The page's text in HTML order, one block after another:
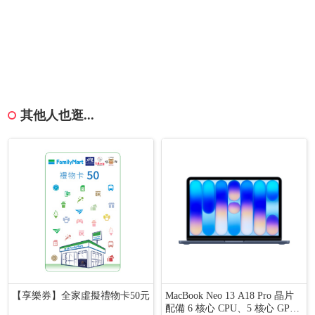
其他人也逛...
【享樂券】全家虛擬禮物卡50元
MacBook Neo 13 A18 Pro 晶片
配備 6 核心 CPU、5 核心 GP